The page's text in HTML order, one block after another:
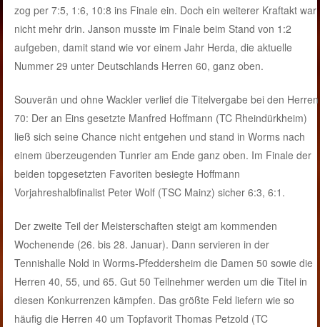
zog per 7:5, 1:6, 10:8 ins Finale ein. Doch ein weiterer Kraftakt war
nicht mehr drin. Janson musste im Finale beim Stand von 1:2
aufgeben, damit stand wie vor einem Jahr Herda, die aktuelle
Nummer 29 unter Deutschlands Herren 60, ganz oben.
Souverän und ohne Wackler verlief die Titelvergabe bei den Herren
70: Der an Eins gesetzte Manfred Hoffmann (TC Rheindürkheim)
ließ sich seine Chance nicht entgehen und stand in Worms nach
einem überzeugenden Tunrier am Ende ganz oben. Im Finale der
beiden topgesetzten Favoriten besiegte Hoffmann
Vorjahreshalbfinalist Peter Wolf (TSC Mainz) sicher 6:3, 6:1.
Der zweite Teil der Meisterschaften steigt am kommenden
Wochenende (26. bis 28. Januar). Dann servieren in der
Tennishalle Nold in Worms-Pfeddersheim die Damen 50 sowie die
Herren 40, 55, und 65. Gut 50 Teilnehmer werden um die Titel in
diesen Konkurrenzen kämpfen. Das größte Feld liefern wie so
häufig die Herren 40 um Topfavorit Thomas Petzold (TC